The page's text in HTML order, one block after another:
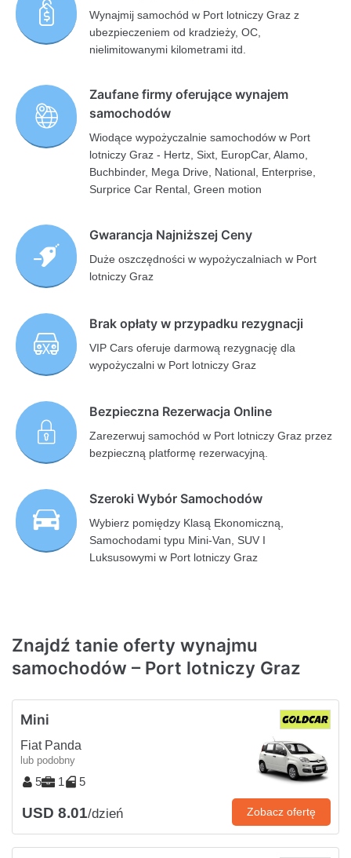
Wynajmij samochód w Port lotniczy Graz z
ubezpieczeniem od kradzieży, OC,
nielimitowanymi kilometrami itd.
Zaufane firmy oferujące wynajem
samochodów
Wiodące wypożyczalnie samochodów w Port
lotniczy Graz - Hertz, Sixt, EuropCar, Alamo,
Buchbinder, Mega Drive, National, Enterprise,
Surprice Car Rental, Green motion
Gwarancja Najniższej Ceny
Duże oszczędności w wypożyczalniach w Port
lotniczy Graz
Brak opłaty w przypadku rezygnacji
VIP Cars oferuje darmową rezygnację dla
wypożyczalni w Port lotniczy Graz
Bezpieczna Rezerwacja Online
Zarezerwuj samochód w Port lotniczy Graz przez
bezpieczną platformę rezerwacyjną.
Szeroki Wybór Samochodów
Wybierz pomiędzy Klasą Ekonomiczną,
Samochodami typu Mini-Van, SUV I
Luksusowymi w Port lotniczy Graz
Znajdź tanie oferty wynajmu
samochodów – Port lotniczy Graz
Mini
Fiat Panda
lub podobny
5 1 5
USD 8.01/dzień Zobacz ofertę